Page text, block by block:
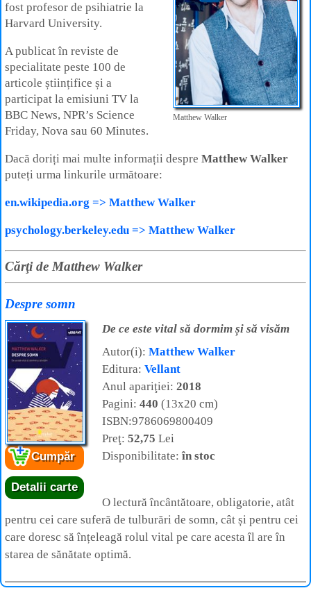
Matthew Walker
fost profesor de psihiatrie la
Harvard University.
A publicat în reviste de
specialitate peste 100 de
articole științifice și a
participat la emisiuni TV la
BBC News, NPR’s Science
Friday, Nova sau 60 Minutes.
Dacă doriți mai multe informații despre Matthew Walker
puteți urma linkurile următoare:
en.wikipedia.org => Matthew Walker
psychology.berkeley.edu => Matthew Walker
Cărţi de Matthew Walker
Despre somn
Cumpăr
Detalii carte
De ce este vital să dormim și să visăm
Autor(i): Matthew Walker
Editura: Vellant
Anul apariţiei: 2018
Pagini: 440 (13x20 cm)
ISBN:9786069800409
Preţ: 52,75 Lei
Disponibilitate:în stoc
O lectură încântătoare, obligatorie, atât
pentru cei care suferă de tulburări de somn, cât și pentru cei
care doresc să înțeleagă rolul vital pe care acesta îl are în
starea de sănătate optimă.